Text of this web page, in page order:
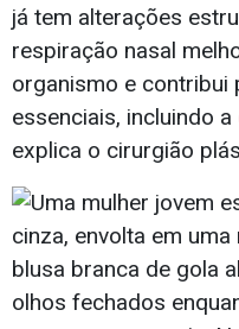
já tem alterações
respiração nasal
organismo e contribui
essenciais, incluindo a
explica o cirurgião